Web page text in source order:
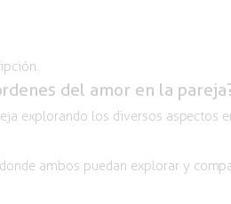
del amor en la
explorando los diversos
ambos puedan explorar y